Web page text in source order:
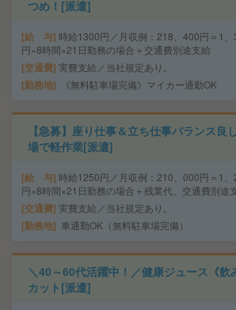
つめ！[派遣]
給 与 時給1300円／月収例：218、400円＝1、
円×8時間×21日勤務の場合＋交通費別途支給
交通費 実費支給／当社規定あり。
勤務地 《無料駐車場完備》マイカー通勤OK
【急募】座り仕事＆立ち仕事バランス良
場で軽作業[派遣]
給 与 時給1250円／月収例：210、000円＝1、
円×8時間×21日勤務の場合＋残業代、交通費別途
交通費 実費支給／当社規定あり。
勤務地 車通勤OK（無料駐車場完備）
＼40～60代活躍中！／健康ジュース《飲
カット[派遣]